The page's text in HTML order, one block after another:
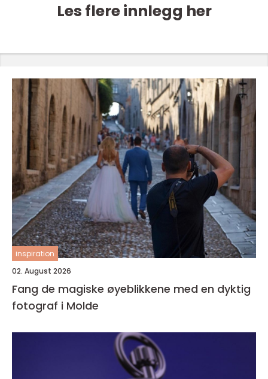
Les flere innlegg her
inspiration
02. August 2026
Fang de magiske øyeblikkene med en dyktig
fotograf i Molde